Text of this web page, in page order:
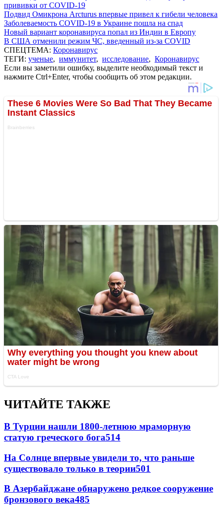
прививки от COVID-19
Подвид Омикрона Arcturus впервые привел к гибели человека
Заболеваемость COVID-19 в Украине пошла на спад
Новый вариант коронавируса попал из Индии в Европу
В США отменили режим ЧС, введенный из-за COVID
СПЕЦТЕМА: Коронавирус
ТЕГИ: ученые, иммунитет, исследование, Коронавирус
Если вы заметили ошибку, выделите необходимый текст и
нажмите Ctrl+Enter, чтобы сообщить об этом редакции.
ЧИТАЙТЕ ТАКЖЕ
В Турции нашли 1800-летнюю мраморную
статую греческого бога514
На Солнце впервые увидели то, что раньше
существовало только в теории501
В Азербайджане обнаружено редкое сооружение
бронзового века485